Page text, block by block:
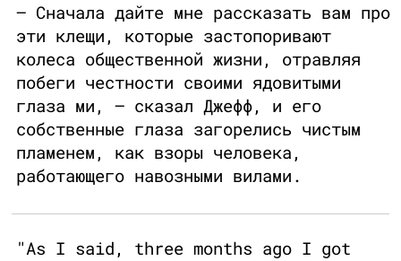
— Сначала дайте мне рассказать вам про
эти клещи, которые застопоривают
колеса общественной жизни, отравляя
побеги честности своими ядовитыми
глаза ми, — сказал Джефф, и его
собственные глаза загорелись чистым
пламенем, как взоры человека,
работающего навозными вилами.
"As I said, three months ago I got